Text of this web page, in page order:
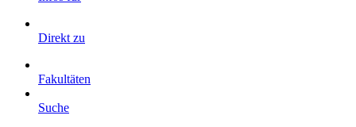
Direkt zu
Fakultäten
Suche